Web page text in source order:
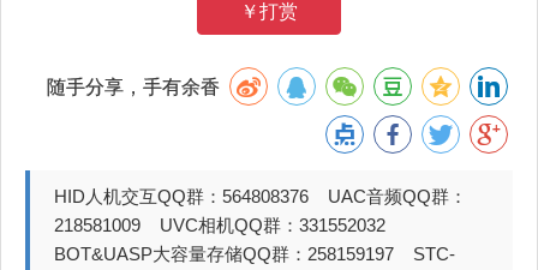
￥打赏
随手分享，手有余香
HID人机交互QQ群：564808376 UAC音频QQ群：
218581009 UVC相机QQ群：331552032
BOT&UASP大容量存储QQ群：258159197 STC-